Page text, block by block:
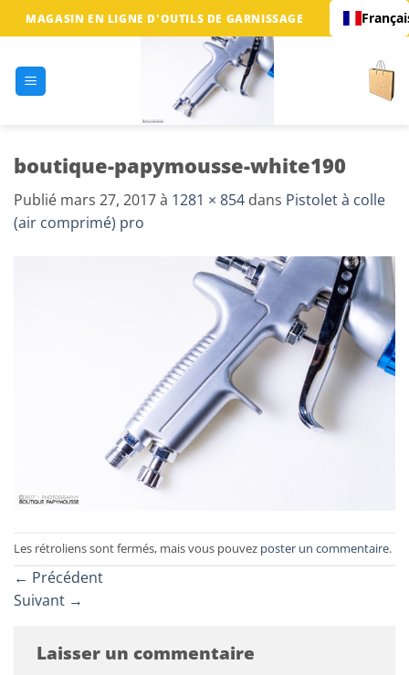
Passer
au
MAGASIN EN LIGNE D'OUTILS DE GARNISSAGE
boutique-papymousse-white190
Publié mars 27, 2017à 1281 × 854 dans Pistolet à colle
(air comprimé) pro
Les rétroliens sont fermés, mais vous pouvez poster un commentaire.
← Précédent
Suivant →
Laisser un commentaire